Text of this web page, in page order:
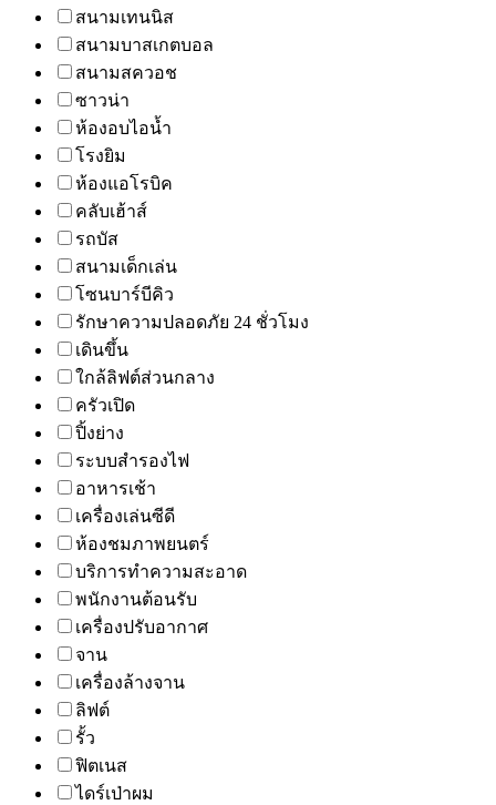
สนามเทนนิส
สนามบาสเกตบอล
สนามสควอช
ซาวน่า
ห้องอบไอน้ำ
โรงยิม
ห้องแอโรบิค
คลับเฮ้าส์
รถบัส
สนามเด็กเล่น
โซนบาร์บีคิว
รักษาความปลอดภัย 24 ชั่วโมง
เดินขึ้น
ใกล้ลิฟต์ส่วนกลาง
ครัวเปิด
ปิ้งย่าง
ระบบสำรองไฟ
อาหารเช้า
เครื่องเล่นซีดี
ห้องชมภาพยนตร์
บริการทำความสะอาด
พนักงานต้อนรับ
เครื่องปรับอากาศ
จาน
เครื่องล้างจาน
ลิฟต์
รั้ว
ฟิตเนส
ไดร์เป่าผม